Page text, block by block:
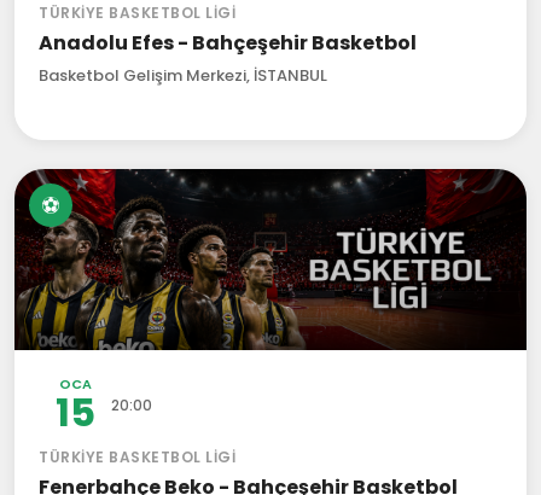
TÜRKIYE BASKETBOL LIGI
Anadolu Efes - Bahçeşehir Basketbol
Basketbol Gelişim Merkezi, İSTANBUL
⚽
OCA
15 20:00
TÜRKIYE BASKETBOL LIGI
Fenerbahçe Beko - Bahçeşehir Basketbol